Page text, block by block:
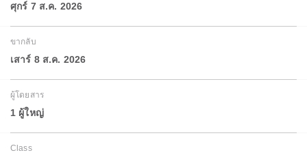
ศุกร์ 7 ส.ค. 2026
ขากลับ
เสาร์ 8 ส.ค. 2026
ผู้โดยสาร
1 ผู้ใหญ่
Class